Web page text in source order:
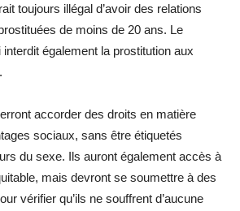
toujours illégal d’avoir des relations
de moins de 20 ans. Le
également la prostitution aux
accorder des droits en matière
sociaux, sans être étiquetés
du sexe. Ils auront également accès à
mais devront se soumettre à des
vérifier qu’ils ne souffrent d’aucune